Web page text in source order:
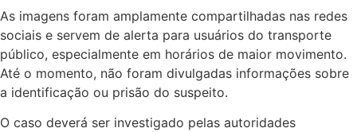
As imagens foram amplamente compartilhadas nas redes
sociais e servem de alerta para usuários do transporte
público, especialmente em horários de maior movimento.
Até o momento, não foram divulgadas informações sobre
a identificação ou prisão do suspeito.
O caso deverá ser investigado pelas autoridades